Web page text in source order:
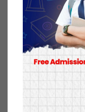
महाधिवेशनले १४७
आगामी
महामन्त्री
तीन जना
समर्थन गर्ने
शमसेर राणाले